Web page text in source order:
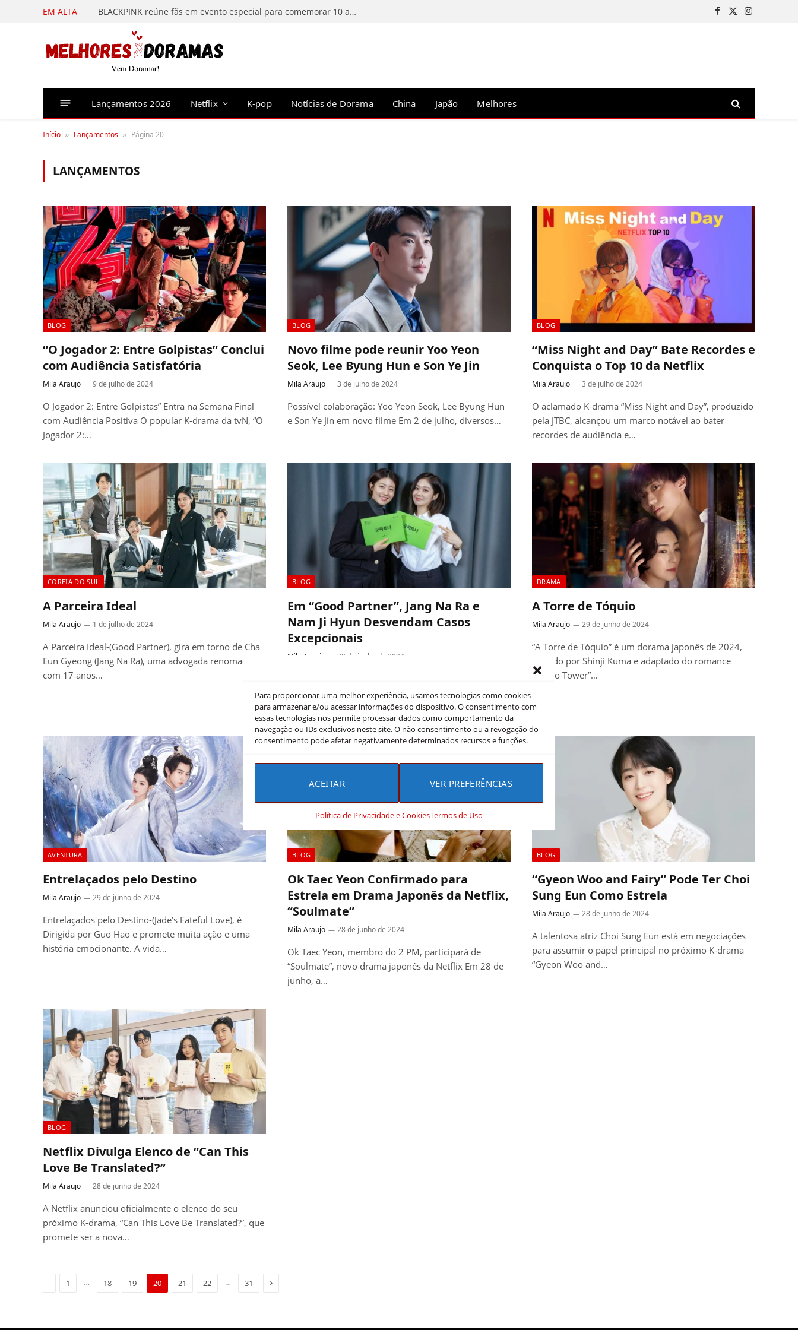
Para proporcionar uma melhor experiência, usamos tecnologias como cookies
para armazenar e/ou acessar informações do dispositivo. O consentimento com
essas tecnologias nos permite processar dados como comportamento da
navegação ou IDs exclusivos neste site. O não consentimento ou a revogação do
consentimento pode afetar negativamente determinados recursos e funções.
ACEITAR VER PREFERÊNCIAS
Política de Privacidade e CookiesTermos de Uso
EM ALTA BLACKPINK reúne fãs em evento especial para comemorar 10 anos de estreia em Seul Facebook
X
Instagram
Lançamentos 2026 Netflix K-pop Notícias de Dorama China Japão Melhores
Início » Lançamentos » Página 20
LANÇAMENTOS
BLOG
“O Jogador 2: Entre Golpistas” Conclui
com Audiência Satisfatória
Mila Araujo 9 de julho de 2024
O Jogador 2: Entre Golpistas” Entra na Semana Final
com Audiência Positiva O popular K-drama da tvN, “O
Jogador 2:…
BLOG
Novo filme pode reunir Yoo Yeon
Seok, Lee Byung Hun e Son Ye Jin
Mila Araujo 3 de julho de 2024
Possível colaboração: Yoo Yeon Seok, Lee Byung Hun
e Son Ye Jin em novo filme Em 2 de julho, diversos…
BLOG
“Miss Night and Day” Bate Recordes e
Conquista o Top 10 da Netflix
Mila Araujo 3 de julho de 2024
O aclamado K-drama “Miss Night and Day”, produzido
pela JTBC, alcançou um marco notável ao bater
recordes de audiência e…
COREIA DO SUL
A Parceira Ideal
Mila Araujo 1 de julho de 2024
A Parceira Ideal-(Good Partner), gira em torno de Cha
Eun Gyeong (Jang Na Ra), uma advogada renomada
com 17 anos…
BLOG
Em “Good Partner”, Jang Na Ra e
Nam Ji Hyun Desvendam Casos
Excepcionais
Mila Araujo 29 de junho de 2024
promete momentos agridoces com um elenco estelar
composto por Jang Na Ra,…
DRAMA
A Torre de Tóquio
Mila Araujo 29 de junho de 2024
“A Torre de Tóquio” é um dorama japonês de 2024,
dirigido por Shinji Kuma e adaptado do romance
“Tokyo Tower”…
AVENTURA
Entrelaçados pelo Destino
Mila Araujo 29 de junho de 2024
Entrelaçados pelo Destino-(Jade’s Fateful Love), é
Dirigida por Guo Hao e promete muita ação e uma
história emocionante. A vida…
BLOG
Ok Taec Yeon Confirmado para
Estrela em Drama Japonês da Netflix,
“Soulmate”
Mila Araujo 28 de junho de 2024
Ok Taec Yeon, membro do 2 PM, participará de
“Soulmate”, novo drama japonês da Netflix Em 28 de
junho, a…
BLOG
“Gyeon Woo and Fairy” Pode Ter Choi
Sung Eun Como Estrela
Mila Araujo 28 de junho de 2024
A talentosa atriz Choi Sung Eun está em negociações
para assumir o papel principal no próximo K-drama
“Gyeon Woo and…
BLOG
Netflix Divulga Elenco de “Can This
Love Be Translated?”
Mila Araujo 28 de junho de 2024
A Netflix anunciou oficialmente o elenco do seu
próximo K-drama, “Can This Love Be Translated?”, que
promete ser a nova…
Previous
1 … 18 19 20 21 22 … 31 Next